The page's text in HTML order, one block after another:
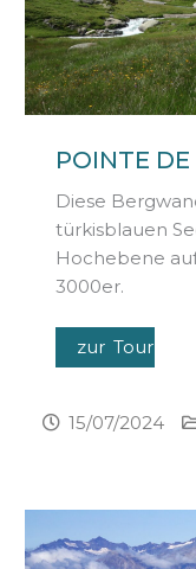
POINTE DE
Diese
türkisblauen
Hochebene
3000er.
zur Tour
15/07/2024